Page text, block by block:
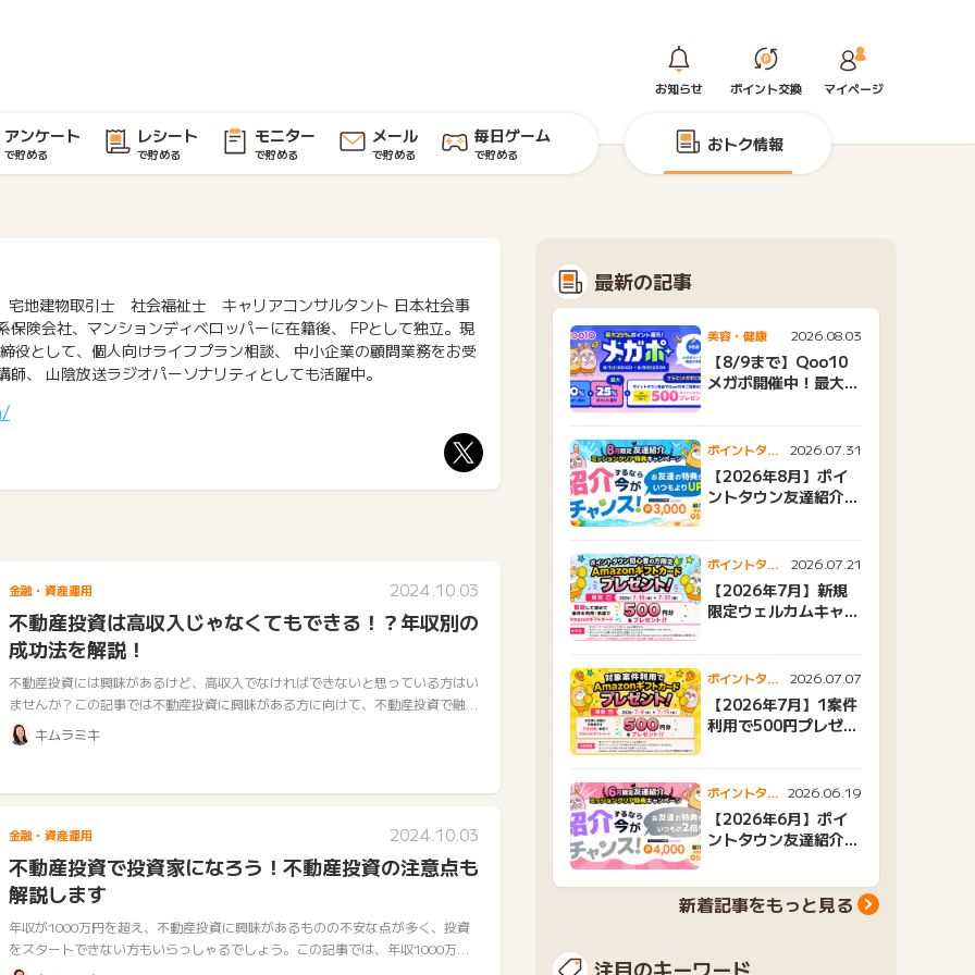
お知らせ ポイント交換 マイページ
アンケート
で貯める
レシート
で貯める
モニター
で貯める
メール
で貯める
毎日ゲーム
で貯める おトク情報
宅地建物取引士 社会福祉士 キャリアコンサルタント 日本社会事
保険会社、マンションディベロッパーに在籍後、 FPとして独立。現
役として、個人向けライフプラン相談、 中小企業の顧問業務をお受
、 山陰放送ラジオパーソナリティとしても活躍中。
金融・資産運用 2024.10.03
不動産投資は高収入じゃなくてもできる！？年収別の
成功法を解説！
不動産投資には興味があるけど、高収入でなければできないと思っている方はい
ませんか？この記事では不動産投資に興味がある方に向けて、不動産投資で融資
を受ける際にどのようなポイントを審査されるのか、そして年収別におすすめの
不動…
キムラミキ
金融・資産運用 2024.10.03
不動産投資で投資家になろう！不動産投資の注意点も
解説します
年収が1000万円を超え、不動産投資に興味があるものの不安な点が多く、投資
をスタートできない方もいらっしゃるでしょう。この記事では、年収1000万円
かつ不動産投資を検討している方に向けて、おすすめの不動産投資の方法や注
最新の記事
美容・健康 2026.08.03
【8/9まで】Qoo10
メガポ開催中！最大
ポイントタウ
ンニュース
2026.07.31
【2026年8月】ポイ
ントタウン友達紹介キ
ポイントタウ
ンニュース
2026.07.21
【2026年7月】新規
限定ウェルカムキャン
ポイントタウ
ンニュース
2026.07.07
【2026年7月】1案件
利用で500円プレゼン
ポイントタウ
ンニュース
2026.06.19
【2026年6月】ポイ
ントタウン友達紹介キ
新着記事をもっと見る
注目のキーワード